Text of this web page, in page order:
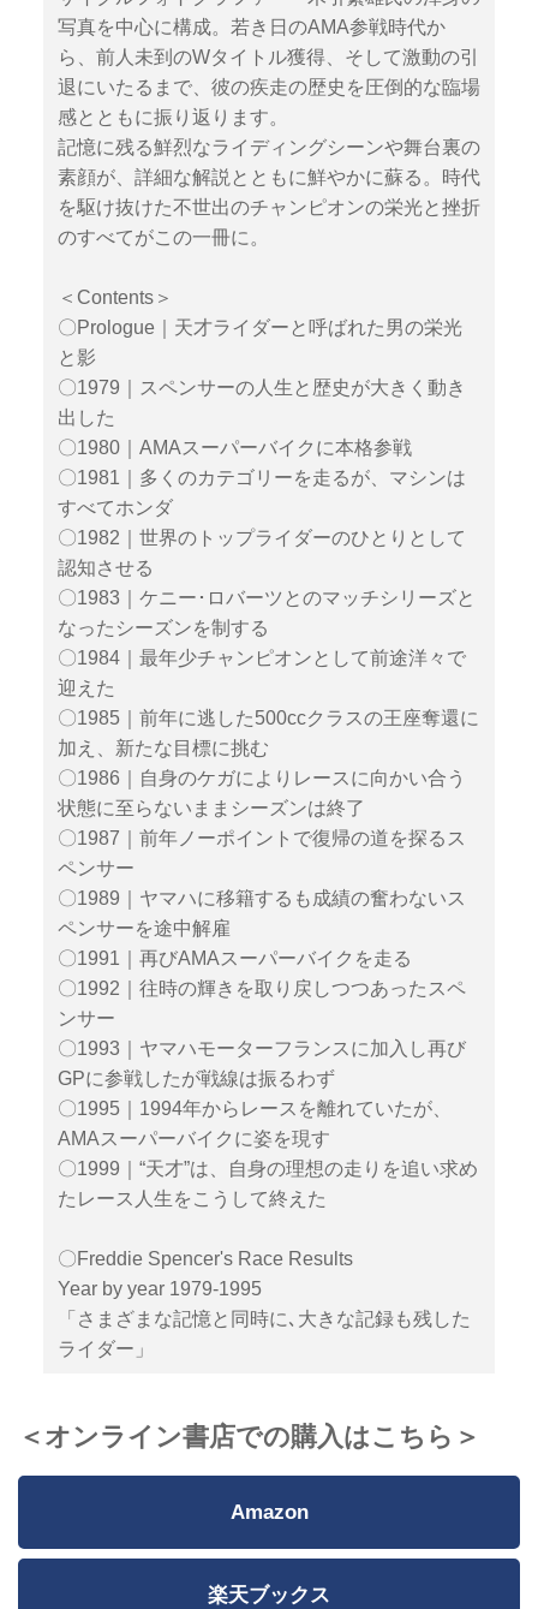
写真を中心に構成。若き日のAMA参戦時代か
ら、前人未到のWタイトル獲得、そして激動の引
退にいたるまで、彼の疾走の歴史を圧倒的な臨場
感とともに振り返ります。
記憶に残る鮮烈なライディングシーンや舞台裏の
素顔が、詳細な解説とともに鮮やかに蘇る。時代
を駆け抜けた不世出のチャンピオンの栄光と挫折
のすべてがこの一冊に。
＜Contents＞
〇Prologue｜天才ライダーと呼ばれた男の栄光
と影
〇1979｜スペンサーの人生と歴史が大きく動き
出した
〇1980｜AMAスーパーバイクに本格参戦
〇1981｜多くのカテゴリーを走るが、マシンは
すべてホンダ
〇1982｜世界のトップライダーのひとりとして
認知させる
〇1983｜ケニー･ロバーツとのマッチシリーズと
なったシーズンを制する
〇1984｜最年少チャンピオンとして前途洋々で
迎えた
〇1985｜前年に逃した500ccクラスの王座奪還に
加え、新たな目標に挑む
〇1986｜自身のケガによりレースに向かい合う
状態に至らないままシーズンは終了
〇1987｜前年ノーポイントで復帰の道を探るス
ペンサー
〇1989｜ヤマハに移籍するも成績の奮わないス
ペンサーを途中解雇
〇1991｜再びAMAスーパーバイクを走る
〇1992｜往時の輝きを取り戻しつつあったスペ
ンサー
〇1993｜ヤマハモーターフランスに加入し再び
GPに参戦したが戦線は振るわず
〇1995｜1994年からレースを離れていたが、
AMAスーパーバイクに姿を現す
〇1999｜“天才”は、自身の理想の走りを追い求め
たレース人生をこうして終えた
〇Freddie Spencer's Race Results
Year by year 1979-1995
「さまざまな記憶と同時に､大きな記録も残した
ライダー」
＜オンライン書店での購入はこちら＞
Amazon
楽天ブックス